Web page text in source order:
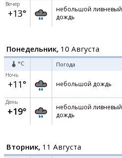
Вечер
+13°
небольшой ливневый
дождь
Понедельник, 10 Августа
°C Погода
Ночь
+11° небольшой дождь
День
+19°
небольшой ливневый
дождь
Вторник, 11 Августа